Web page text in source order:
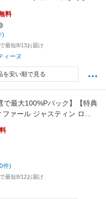
900ml(0.9L) マットブラッ
仕様)orマットホワイト(旧仕
ントプラグは日本対応） プ
KURASU
料
)
最短8/13お届け
ィーヌ
を安い順で見る
で最大100%Pバック】【特典
ァール ジャスティン ロッ
ル 電気ポット ケトル 湯沸か
器 コードレス 大容量 キッチ
レビューキャンペーン】cp
件)
最短8/12お届け